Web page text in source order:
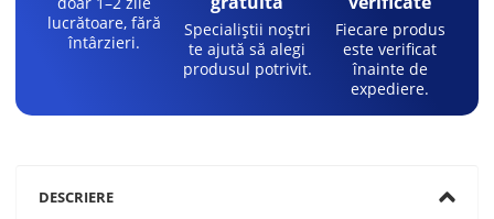
lucrătoare, fără
întârzieri.
Specialiștii noștri
te ajută să alegi
produsul potrivit.
Fiecare produs
este verificat
înainte de
expediere.
DESCRIERE